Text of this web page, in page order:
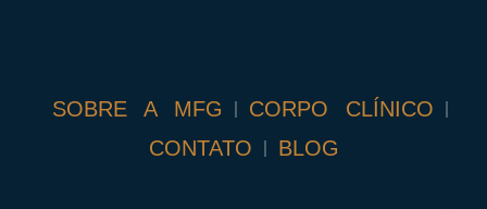
SOBRE A MFG
CORPO CLÍNICO
CONTATO
BLOG